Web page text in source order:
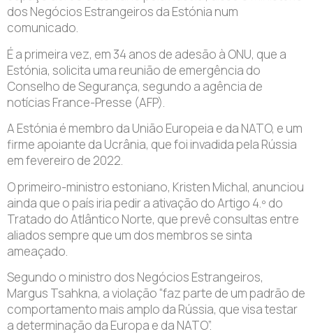
dos Negócios Estrangeiros da Estónia num
comunicado.
É a primeira vez, em 34 anos de adesão à ONU, que a
Estónia, solicita uma reunião de emergência do
Conselho de Segurança, segundo a agência de
notícias France-Presse (AFP).
A Estónia é membro da União Europeia e da NATO, e um
firme apoiante da Ucrânia, que foi invadida pela Rússia
em fevereiro de 2022.
O primeiro-ministro estoniano, Kristen Michal, anunciou
ainda que o país iria pedir a ativação do Artigo 4.º do
Tratado do Atlântico Norte, que prevê consultas entre
aliados sempre que um dos membros se sinta
ameaçado.
Segundo o ministro dos Negócios Estrangeiros,
Margus Tsahkna, a violação “faz parte de um padrão de
comportamento mais amplo da Rússia, que visa testar
a determinação da Europa e da NATO”.